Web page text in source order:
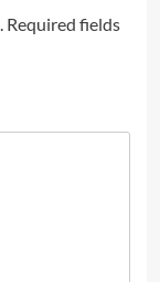
Required fields